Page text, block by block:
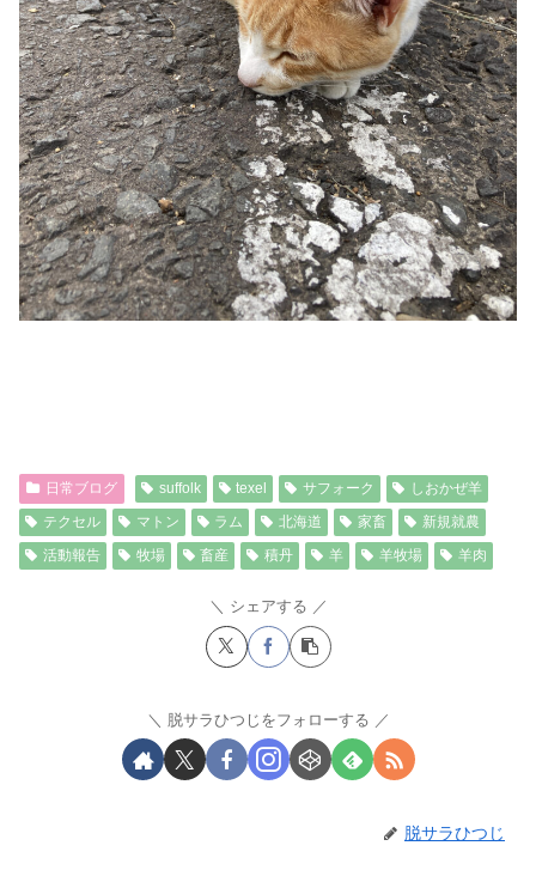
日常ブログ suffolk texel サフォーク
しおかぜ羊
テクセル
マトン ラム 北海道 家畜
新規就農
活動報告
牧場 畜産 積丹 羊 羊牧場 羊肉
シェアする
脱サラひつじをフォローする
脱サラひつじ